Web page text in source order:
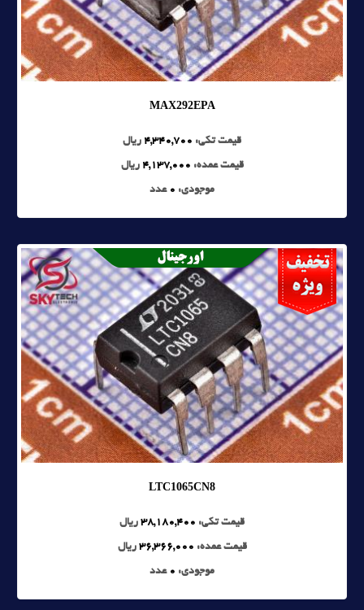
MAX292EPA
قیمت تکی: 4,340,700 ریال
قیمت عمده: 4,137,000 ریال
موجودی: 0 عدد
LTC1065CN8
قیمت تکی: 38,180,400 ریال
قیمت عمده: 36,366,000 ریال
موجودی: 0 عدد